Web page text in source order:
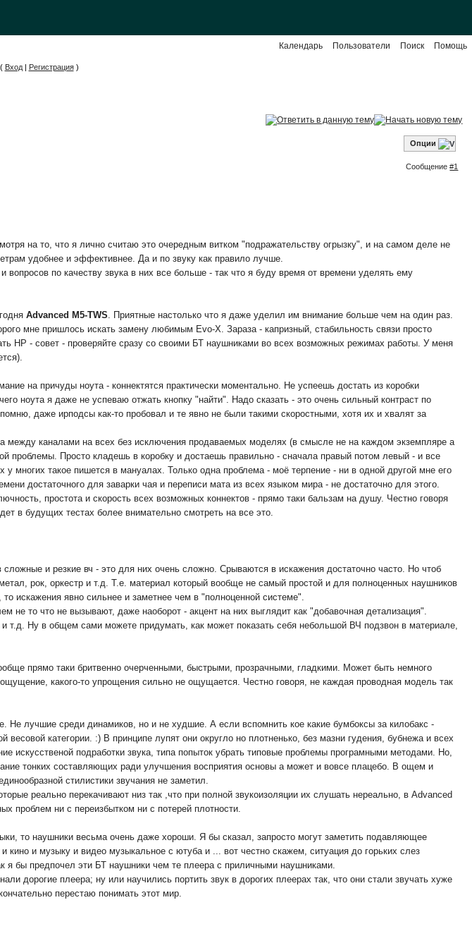
Помощь
Поиск
Пользователи
Календарь
Вход| Регистрация)
Опции
Сообщение#1
на то, что я лично считаю это очередным витком "подражательству огрызку", и на самом деле не
удобнее и эффективнее. Да и по звуку как правило лучше.
по качеству звука в них все больше - так что я буду время от времени уделять ему
Advanced M5-TWS . Приятные настолько что я даже уделил им внимание больше чем на один раз.
мне пришлось искать замену любимым Evo-X. Зараза - капризный, стабильность связи просто
HP - совет - проверяйте сразу со своими БТ наушниками во всех возможных режимах работы. У меня
на причуды ноута - коннектятся практически моментально. Не успеешь достать из коробки
ноута я даже не успеваю отжать кнопку "найти". Надо сказать - это очень сильный контраст по
даже ирподсы как-то пробовал и те явно не были такими скоростными, хотя их и хвалят за
между каналами на всех без исключения продаваемых моделях (в смысле не на каждом экземпляре а
проблемы. Просто кладешь в коробку и достаешь правильно - сначала правый потом левый - и все
многих такое пишется в мануалах. Только одна проблема - моё терпение - ни в одной другой мне его
достаточного для заварки чая и переписи мата из всех языком мира - не достаточно для этого.
простота и скорость всех возможных коннектов - прямо таки бальзам на душу. Честно говоря
в будущих тестах более внимательно смотреть на все это.
и резкие вч - это для них очень сложно. Срываются в искажения достаточно часто. Но чтоб
рок, оркестр и т.д. Т.е. материал который вообще не самый простой и для полноценных наушников
искажения явно сильнее и заметнее чем в "полноценной системе".
не то что не вызывают, даже наоборот - акцент на них выглядит как "добавочная детализация".
т.д. Ну в общем сами можете придумать, как может показать себя небольшой ВЧ подзвон в материале,
прямо таки бритвенно очерченными, быстрыми, прозрачными, гладкими. Может быть немного
какого-то упрощения сильно не ощущается. Честно говоря, не каждая проводная модель так
лучшие среди динамиков, но и не худшие. А если вспомнить кое какие бумбоксы за килобакс -
категории. :) В принципе лупят они округло но плотненько, без мазни гудения, бубнежа и всех
искусственой подработки звука, типа попыток убрать типовые проблемы програмными методами. Но,
тонких составляющих ради улучшения восприятия основы а может и вовсе плацебо. В ощем и
стилистики звучания не заметил.
реально перекачивают низ так ,что при полной звукоизоляции их слушать нереально, в Advanced
проблем ни с переизбытком ни с потерей плотности.
то наушники весьма очень даже хороши. Я бы сказал, запросто могут заметить подавляющее
и музыку и видео музыкальное с ютуба и ... вот честно скажем, ситуация до горьких слез
бы предпочел эти БТ наушники чем те плеера с приличными наушниками.
дорогие плеера; ну или научились портить звук в дорогих плеерах так, что они стали звучать хуже
перестаю понимать этот мир.